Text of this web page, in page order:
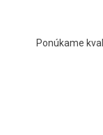
Ponúkame